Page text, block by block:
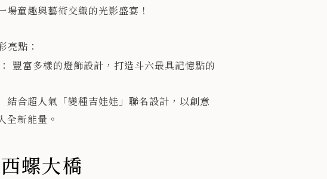
點卡」，看戲還能拿好禮、抽大獎：
貨櫃收納筆筒
露營椅
收納箱
全家人，一起來開箱最精彩的藝術驚喜吧！❤️
場童趣與藝術交織的光影盛宴！
亮點：
豐富多樣的燈飾設計，打造斗六最具記憶點的
結合超人氣「變種吉娃娃」聯名設計，以創意
全新能量。
螺大橋